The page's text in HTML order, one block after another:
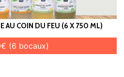
AU COIN DU FEU (6 X 750 ML)
(6 bocaux)